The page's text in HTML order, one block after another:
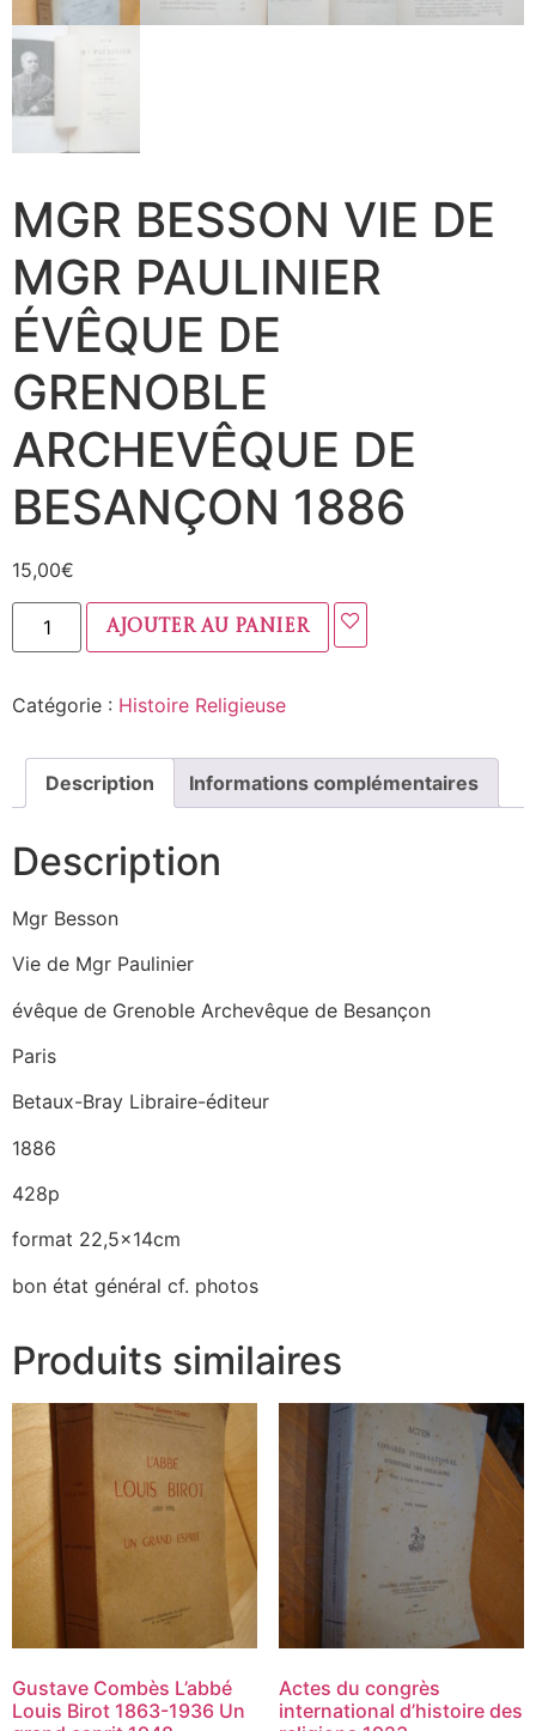
MGR BESSON VIE DE
MGR PAULINIER
ÉVÊQUE DE
GRENOBLE
ARCHEVÊQUE DE
BESANÇON 1886
15,00€
Ajouter au panier
Catégorie : Histoire Religieuse
Description Informations complémentaires
Description
Mgr Besson
Vie de Mgr Paulinier
évêque de Grenoble Archevêque de Besançon
Paris
Betaux-Bray Libraire-éditeur
1886
428p
format 22,5x14cm
bon état général cf. photos
Produits similaires
Gustave Combès L’abbé
Louis Birot 1863-1936 Un
Actes du congrès
international d’histoire des